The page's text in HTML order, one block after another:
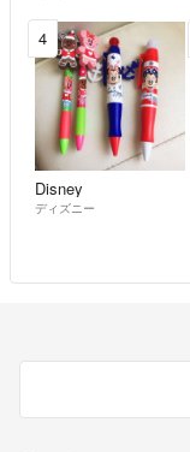
4
Disney
ディズニー